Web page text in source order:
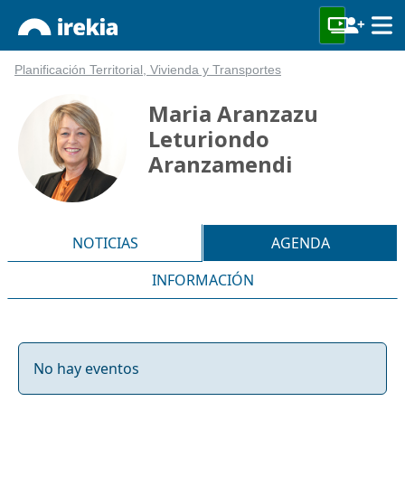
Planificación Territorial, Vivienda y Transportes
Maria Aranzazu
Leturiondo
Aranzamendi
NOTICIAS
AGENDA
INFORMACIÓN
No hay eventos